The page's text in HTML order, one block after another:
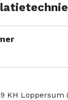
KH Loppersum